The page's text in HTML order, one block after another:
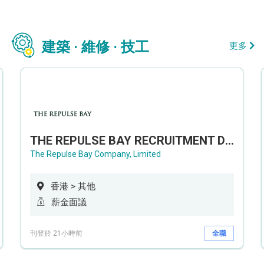
建築 · 維修 · 技工 更多
THE REPULSE BAY RECRUITMENT DAY 淺水灣影灣園人才招聘會
The Repulse Bay Company, Limited
香港 > 其他
薪金面議
刊登於 21小時前 全職